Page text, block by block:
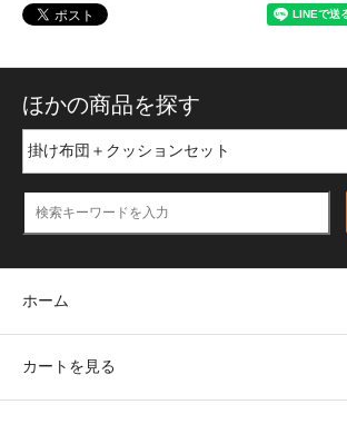
ほかの商品を探す
ホーム
カートを見る